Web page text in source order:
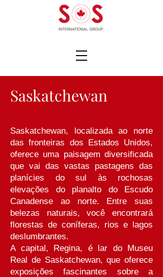
Saskatchewan
Saskatchewan, localizada ao norte
das fronteiras dos Estados Unidos,
oferece uma paisagem diversificada
que vai das vastas pastagens das
planícies do sul às rochosas
elevações do planalto do Escudo
Canadense ao norte. Entre suas
belezas naturais, você encontrará
florestas de coníferas, rios e lagos
deslumbrantes.
A capital, Regina, é lar do Museu
Real de Saskatchewan, que oferece
exposições fascinantes sobre a